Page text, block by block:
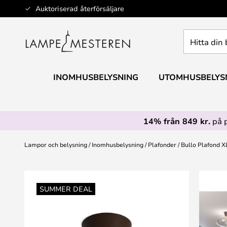
Auktoriserad återförsäljare
Hoppa
till
din
INOMHUSBELYSNING
14% från 849 kr. på
Lampor och belysning Inomhusbelysning Plafonder Bullo Plafond
SUMMER DEAL